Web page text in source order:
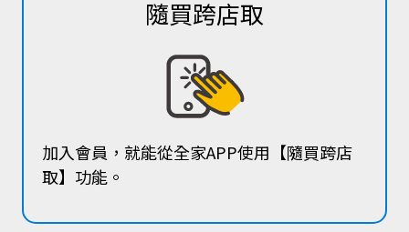
隨買跨店取
加入會員，就能從全家APP使用【隨買跨店
取】功能。